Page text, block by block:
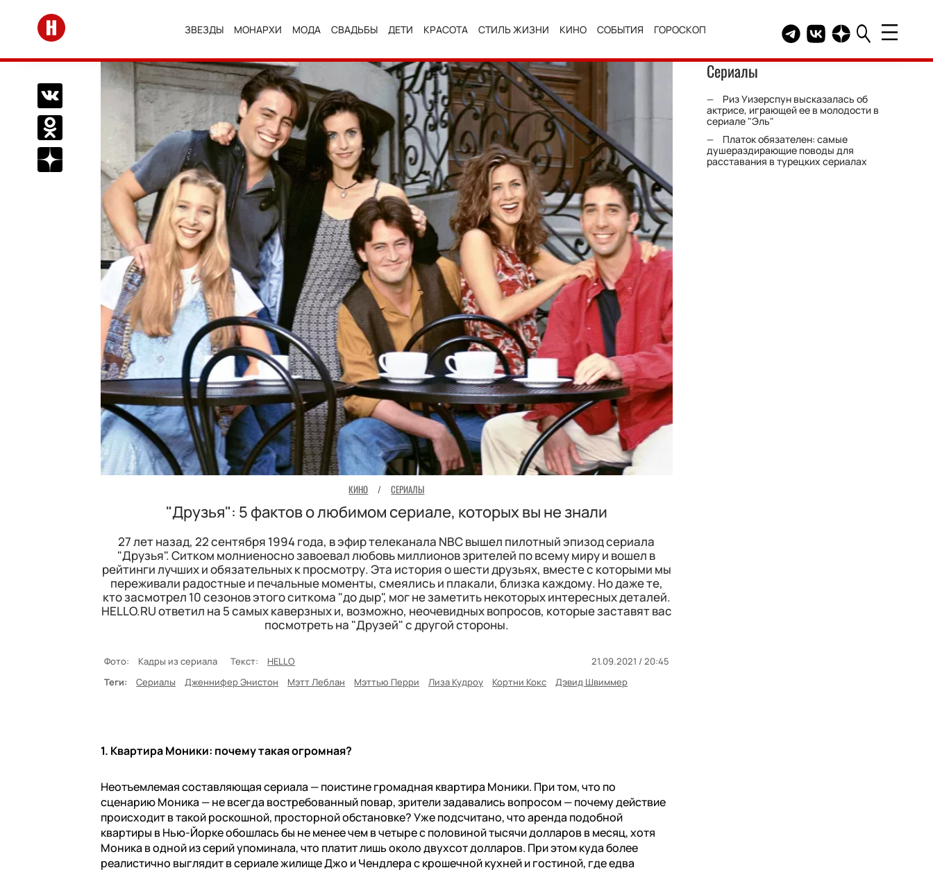
Перейти на главную
ЗВЕЗДЫ МОНАРХИ МОДА СВАДЬБЫ ДЕТИ КРАСОТА СТИЛЬ ЖИЗНИ КИНО СОБЫТИЯ ГОРОСКОП Telegram канал HELLO
Группа HELLO
Канал HELLO в
Поделиться Вконтакте
Поделиться в Одноклассниках
Подписаться на нас в Дзен
КИНО / СЕРИАЛЫ
"Друзья": 5 фактов о любимом сериале, которых вы не знали
27 лет назад, 22 сентября 1994 года, в эфир телеканала NBC вышел пилотный эпизод сериала
"Друзья". Ситком молниеносно завоевал любовь миллионов зрителей по всему миру и вошел в
рейтинги лучших и обязательных к просмотру. Эта история о шести друзьях, вместе с которыми мы
переживали радостные и печальные моменты, смеялись и плакали, близка каждому. Но даже те,
кто засмотрел 10 сезонов этого ситкома "до дыр", мог не заметить некоторых интересных деталей.
HELLO.RU ответил на 5 самых каверзных и, возможно, неочевидных вопросов, которые заставят вас
посмотреть на "Друзей" с другой стороны.
Фото: Кадры из сериала Текст: HELLO
21.09.2021 / 20:45
Теги:
Сериалы Дженнифер Энистон Мэтт Леблан Мэттью Перри Лиза Кудроу Кортни Кокс Дэвид Швиммер
1. Квартира Моники: почему такая огромная?
Неотъемлемая составляющая сериала — поистине громадная квартира Моники. При том, что по
сценарию Моника — не всегда востребованный повар, зрители задавались вопросом — почему действие
происходит в такой роскошной, просторной обстановке? Уже подсчитано, что аренда подобной
квартиры в Нью-Йорке обошлась бы не менее чем в четыре с половиной тысячи долларов в месяц, хотя
Моника в одной из серий упоминала, что платит лишь около двухсот долларов. При этом куда более
реалистично выглядит в сериале жилище Джо и Чендлера с крошечной кухней и гостиной, где едва
Сериалы
Риз Уизерспун высказалась об
актрисе, играющей ее в молодости в
сериале "Эль"
Платок обязателен: самые
душераздирающие поводы для
расставания в турецких сериалах